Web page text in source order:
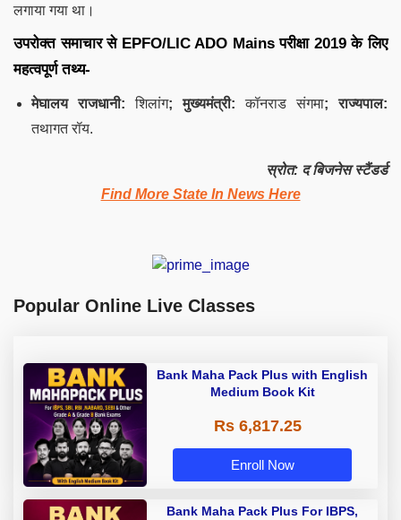
लगाया गया था।
उपरोक्त समाचार से EPFO/LIC ADO Mainsपरीक्षा 2019 के लिए
महत्वपूर्ण तथ्य-
मेघालय राजधानी:शिलांग; मुख्यमंत्री:कॉनराड संगमा; राज्यपाल:
तथागत रॉय.
स्रोत: द बिजनेस स्टैंडर्ड
Find More State In News Here
Popular Online Live Classes
Bank Maha Pack Plus with English
Medium Book Kit
Rs 6,817.25
Enroll Now
Bank Maha Pack Plus For IBPS,